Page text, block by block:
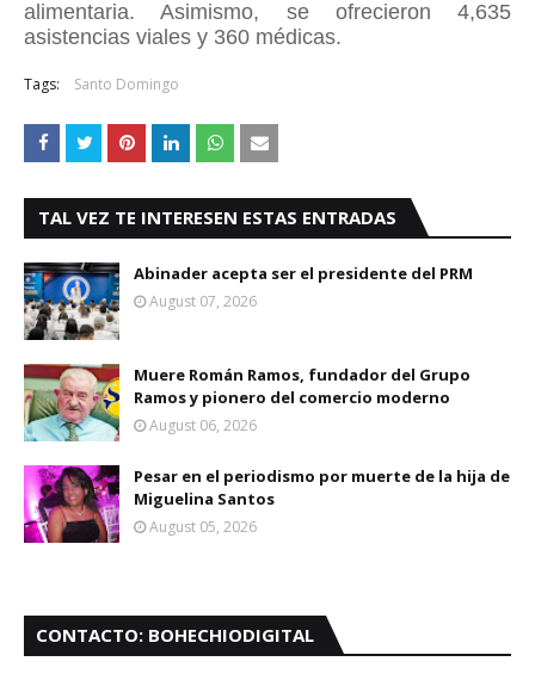
alimentaria. Asimismo, se ofrecieron 4,635
asistencias viales y 360 médicas.
Tags: Santo Domingo
TAL VEZ TE INTERESEN ESTAS ENTRADAS
Abinader acepta ser el presidente del PRM
August 07, 2026
Muere Román Ramos, fundador del Grupo
Ramos y pionero del comercio moderno
August 06, 2026
Pesar en el periodismo por muerte de la hija de
Miguelina Santos
August 05, 2026
CONTACTO: BOHECHIODIGITAL